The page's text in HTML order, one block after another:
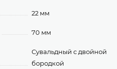
22 мм
70 мм
Сувальдный с двойной
бородкой